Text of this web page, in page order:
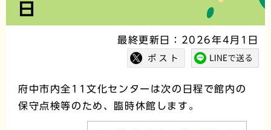
か
日
最終更新日：2026年4月1日
府中市内全11文化センターは次の日程で館内の
保守点検等のため、臨時休館します。